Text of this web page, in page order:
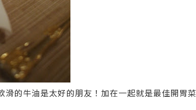
的牛油是太好的朋友！加在一起就是最佳開胃